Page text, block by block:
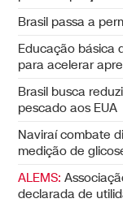
Brasil passa a
Educação básica
para acelerar
Brasil busca
pescado aos EUA
Naviraí combate
medição de
ALEMS:
declarada de